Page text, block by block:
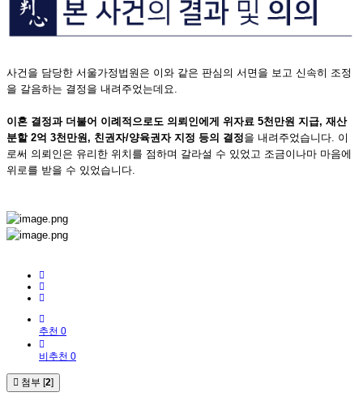
사건을 담당한 서울가정법원은 이와 같은 판심의 서면을 보고 신속히 조정
을 갈음하는 결정을 내려주었는데요.
이혼 결정과 더불어 이례적으로도 의뢰인에게 위자료 5천만원 지급, 재산
분할 2억 3천만원, 친권자/양육권자 지정 등의 결정을 내려주었습니다. 이
로써 의뢰인은 유리한 위치를 점하며 갈라설 수 있었고 조금이나마 마음에
위로를 받을 수 있었습니다.
추천 0
비추천 0
첨부 [2]